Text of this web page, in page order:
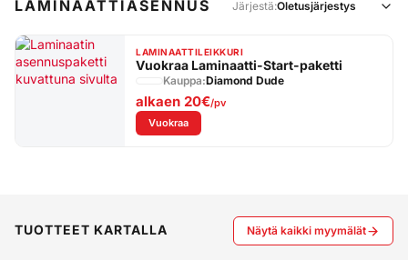
LAMINAATTIASENNUS Järjestä:
LAMINAATTILEIKKURI
Vuokraa Laminaatti-Start-paketti
Kauppa:Diamond Dude
alkaen 20€/pv
Vuokraa: Vuokraa Laminaatti-Start-paketti
TUOTTEET KARTALLA Näytä kaikki myymälät